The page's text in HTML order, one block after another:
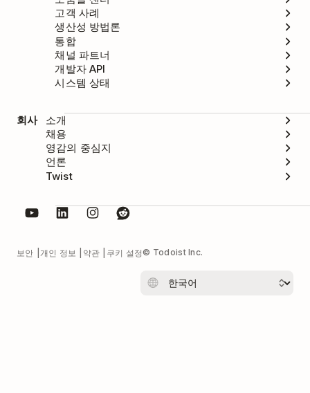
고객 사례
생산성 방법론
통합
채널 파트너
개발자 API
시스템 상태
회사
소개
채용
영감의 중심지
언론
Twist
보안 개인 정보 약관 쿠키 설정© Todoist Inc.